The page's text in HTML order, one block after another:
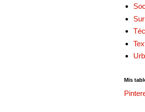
Mis